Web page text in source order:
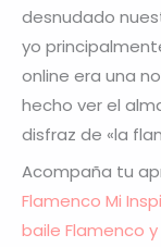
desnudado
yo
online era una
hecho ver el
disfraz de «la
Acompaña tu
Flamenco Mi
baile Flamenco